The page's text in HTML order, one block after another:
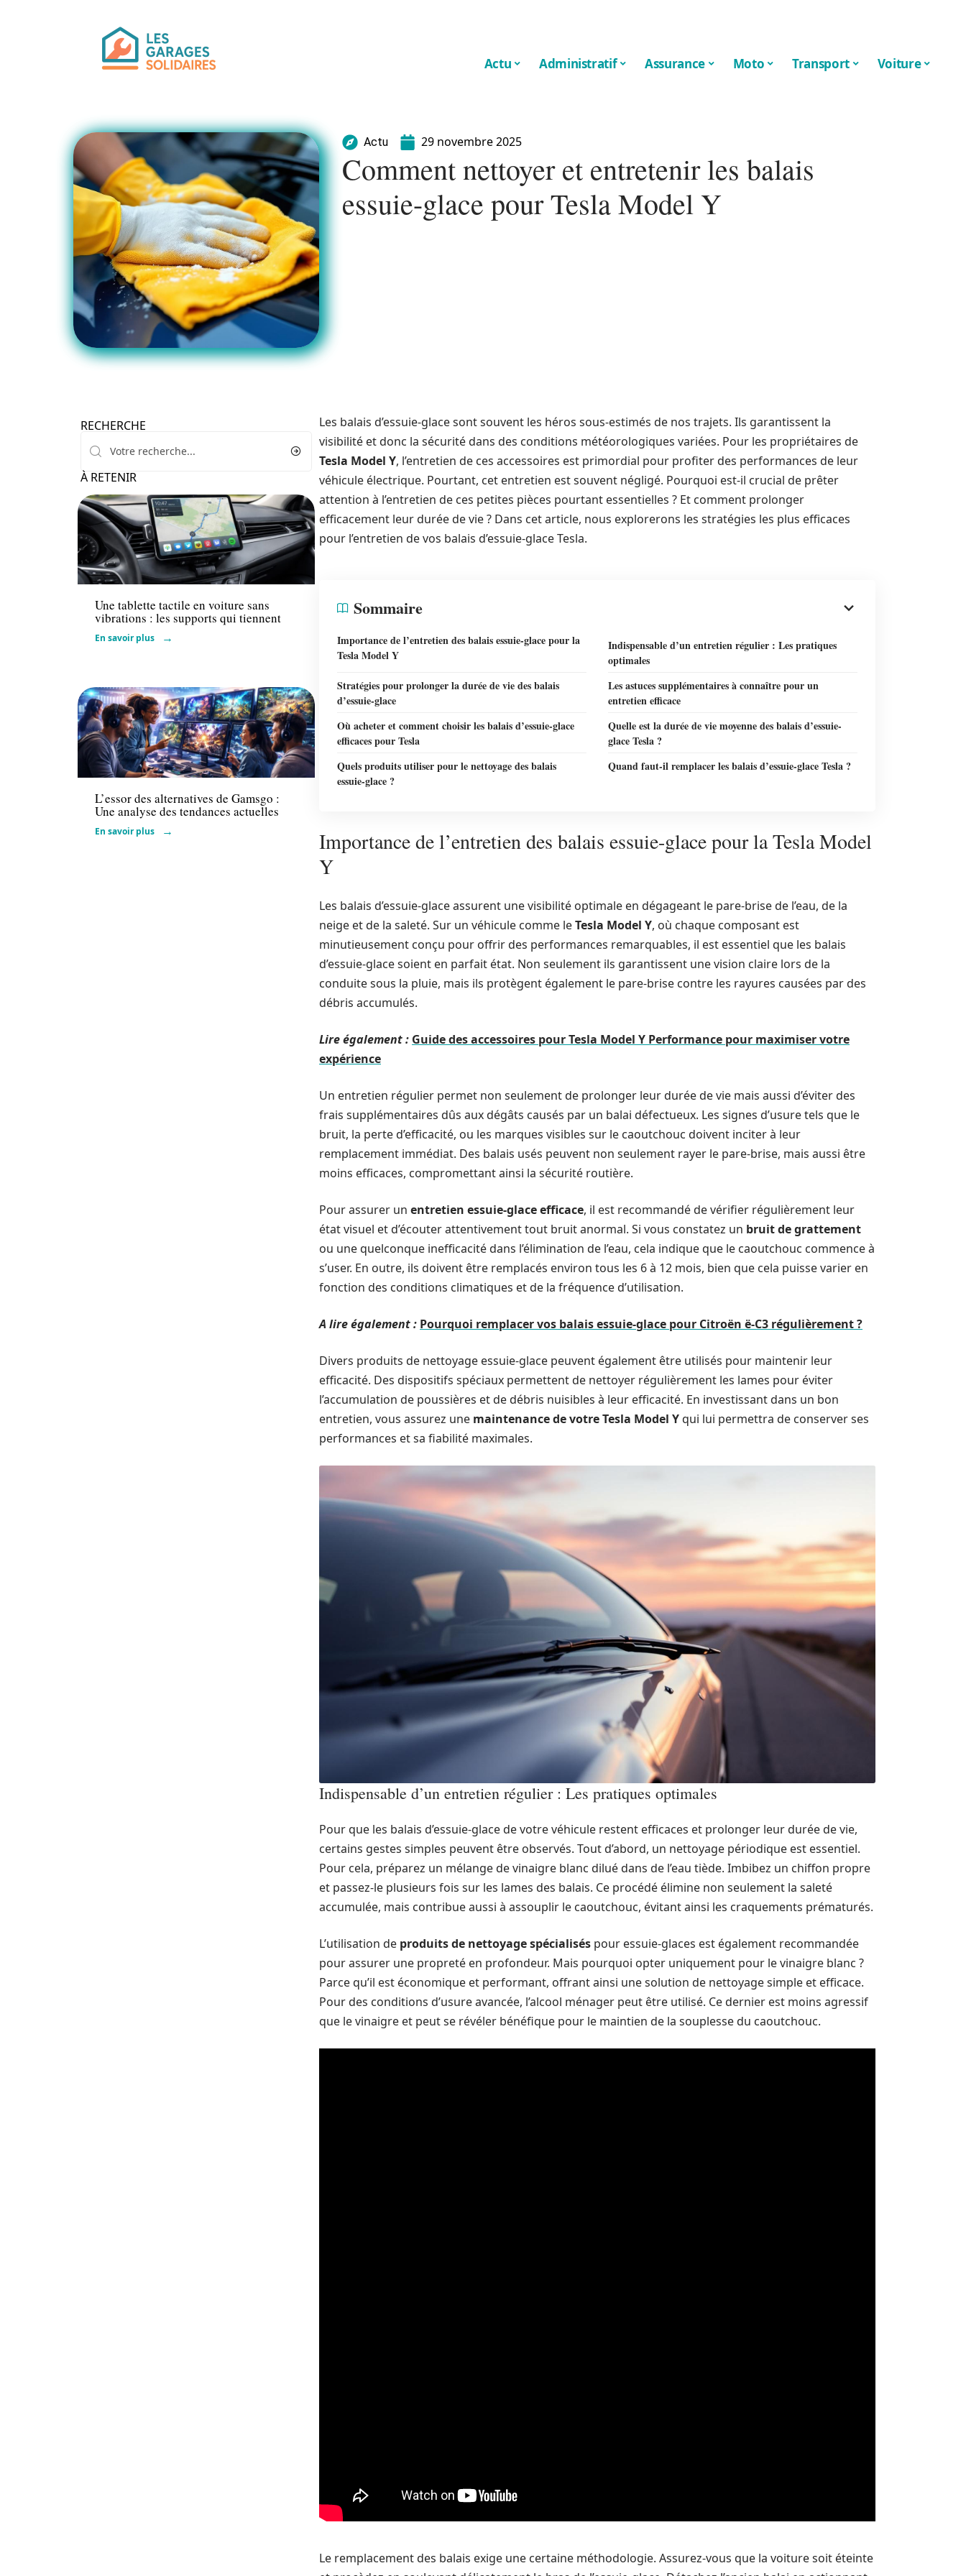
Actu Administratif Assurance Moto Transport Voiture
Actu 29 novembre 2025
Comment nettoyer et entretenir les balais
essuie-glace pour Tesla Model Y
RECHERCHE
À RETENIR
Actu
Une tablette tactile en voiture sans
vibrations : les supports qui tiennent
En savoir plus
Voiture
L’essor des alternatives de Gamsgo :
Une analyse des tendances actuelles
En savoir plus
Les balais d’essuie-glace sont souvent les héros sous-estimés de nos trajets. Ils garantissent la
visibilité et donc la sécurité dans des conditions météorologiques variées. Pour les propriétaires de
Tesla Model Y, l’entretien de ces accessoires est primordial pour profiter des performances de leur
véhicule électrique. Pourtant, cet entretien est souvent négligé. Pourquoi est-il crucial de prêter
attention à l’entretien de ces petites pièces pourtant essentielles ? Et comment prolonger
efficacement leur durée de vie ? Dans cet article, nous explorerons les stratégies les plus efficaces
pour l’entretien de vos balais d’essuie-glace Tesla.
Sommaire
Importance de l’entretien des balais essuie-glace pour la
Tesla Model Y
Indispensable d’un entretien régulier : Les pratiques
optimales
Stratégies pour prolonger la durée de vie des balais
d’essuie-glace
Les astuces supplémentaires à connaître pour un
entretien efficace
Où acheter et comment choisir les balais d’essuie-glace
efficaces pour Tesla
Quelle est la durée de vie moyenne des balais d’essuie-
glace Tesla ?
Quels produits utiliser pour le nettoyage des balais
essuie-glace ?
Quand faut-il remplacer les balais d’essuie-glace Tesla ?
Importance de l’entretien des balais essuie-glace pour la Tesla Model
Y
Les balais d’essuie-glace assurent une visibilité optimale en dégageant le pare-brise de l’eau, de la
neige et de la saleté. Sur un véhicule comme leTesla Model Y, où chaque composant est
minutieusement conçu pour offrir des performances remarquables, il est essentiel que les balais
d’essuie-glace soient en parfait état. Non seulement ils garantissent une vision claire lors de la
conduite sous la pluie, mais ils protègent également le pare-brise contre les rayures causées par des
débris accumulés.
Lire également : Guide des accessoires pour Tesla Model Y Performance pour maximiser votre
expérience
Un entretien régulier permet non seulement de prolonger leur durée de vie mais aussi d’éviter des
frais supplémentaires dûs aux dégâts causés par un balai défectueux. Les signes d’usure tels que le
bruit, la perte d’efficacité, ou les marques visibles sur le caoutchouc doivent inciter à leur
remplacement immédiat. Des balais usés peuvent non seulement rayer le pare-brise, mais aussi être
moins efficaces, compromettant ainsi la sécurité routière.
Pour assurer un entretien essuie-glace efficace, il est recommandé de vérifier régulièrement leur
état visuel et d’écouter attentivement tout bruit anormal. Si vous constatez un bruit de grattement
ou une quelconque inefficacité dans l’élimination de l’eau, cela indique que le caoutchouc commence à
s’user. En outre, ils doivent être remplacés environ tous les 6 à 12 mois, bien que cela puisse varier en
fonction des conditions climatiques et de la fréquence d’utilisation.
A lire également : Pourquoi remplacer vos balais essuie-glace pour Citroën ë-C3 régulièrement ?
Divers produits de nettoyage essuie-glace peuvent également être utilisés pour maintenir leur
efficacité. Des dispositifs spéciaux permettent de nettoyer régulièrement les lames pour éviter
l’accumulation de poussières et de débris nuisibles à leur efficacité. En investissant dans un bon
entretien, vous assurez une maintenance de votre Tesla Model Yqui lui permettra de conserver ses
performances et sa fiabilité maximales.
Indispensable d’un entretien régulier : Les pratiques optimales
Pour que les balais d’essuie-glace de votre véhicule restent efficaces et prolonger leur durée de vie,
certains gestes simples peuvent être observés. Tout d’abord, un nettoyage périodique est essentiel.
Pour cela, préparez un mélange de vinaigre blanc dilué dans de l’eau tiède. Imbibez un chiffon propre
et passez-le plusieurs fois sur les lames des balais. Ce procédé élimine non seulement la saleté
accumulée, mais contribue aussi à assouplir le caoutchouc, évitant ainsi les craquements prématurés.
L’utilisation de produits de nettoyage spécialisés pour essuie-glaces est également recommandée
pour assurer une propreté en profondeur. Mais pourquoi opter uniquement pour le vinaigre blanc ?
Parce qu’il est économique et performant, offrant ainsi une solution de nettoyage simple et efficace.
Pour des conditions d’usure avancée, l’alcool ménager peut être utilisé. Ce dernier est moins agressif
que le vinaigre et peut se révéler bénéfique pour le maintien de la souplesse du caoutchouc.
Le remplacement des balais exige une certaine méthodologie. Assurez-vous que la voiture soit éteinte